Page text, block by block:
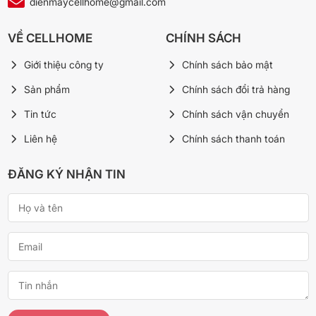
*Hình ảnh chỉ mang tính chất minh họa
– Ngăn đá và ngăn lạnh đều được trang bị bảng điều khiển
riêng,nằm ở bên trongtủ lạnh Toshiba 180 lít này.
– Bảng điều khiển ở ngăn đá được thiết kế
ngăn lạnh được thiết kếdạng núm vặndễ sử dụng.
Nhìn chung, tủ lạnh Toshiba Inverter 180 lít GR-RT234WE-
bằng kim loại xám Sapphire. Hơn nữa, ngăn đá tủ lạnh được thiết
kế dung tích lớn, phù hợp cho những gia đình có thói quen cấp
đông thực phẩm để thuận tiện cho việc sử dụng.
VỀ CELLHOME
Giới thiệu công ty
Sản phẩm
Tin tức
Liên hệ
CHÍNH SÁCH
Chính sách bảo mật
Chính sách đổi trả hàng
Chính sách vận chuyển
Chính sách thanh toán
ĐĂNG KÝ NHẬN TIN